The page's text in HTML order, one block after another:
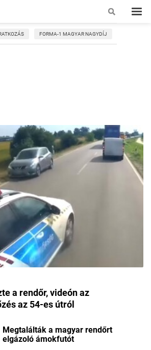
FORMA-1 MAGYAR NAGYDÍJ
a rendőr, videón az
az 54-es útról
Megtalálták a magyar rendőrt
elgázoló ámokfutót